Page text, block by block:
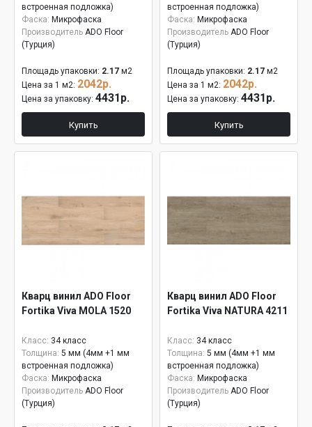
встроенная подложка)
Фаска: Микрофаска
Производитель ADO Floor
(Турция)
Площадь упаковки: 2.17 м2
Цена за 1 м2: 2042р.
Цена за упаковку: 4431р.
Купить
встроенная подложка)
Фаска: Микрофаска
Производитель ADO Floor
(Турция)
Площадь упаковки: 2.17 м2
Цена за 1 м2: 2042р.
Цена за упаковку: 4431р.
Купить
Кварц винил ADO Floor
Fortika Viva MOLA 1520
Класс: 34 класс
Толщина: 5 мм (4мм +1 мм
встроенная подложка)
Фаска: Микрофаска
Производитель ADO Floor
(Турция)
Кварц винил ADO Floor
Fortika Viva NATURA 4211
Класс: 34 класс
Толщина: 5 мм (4мм +1 мм
встроенная подложка)
Фаска: Микрофаска
Производитель ADO Floor
(Турция)